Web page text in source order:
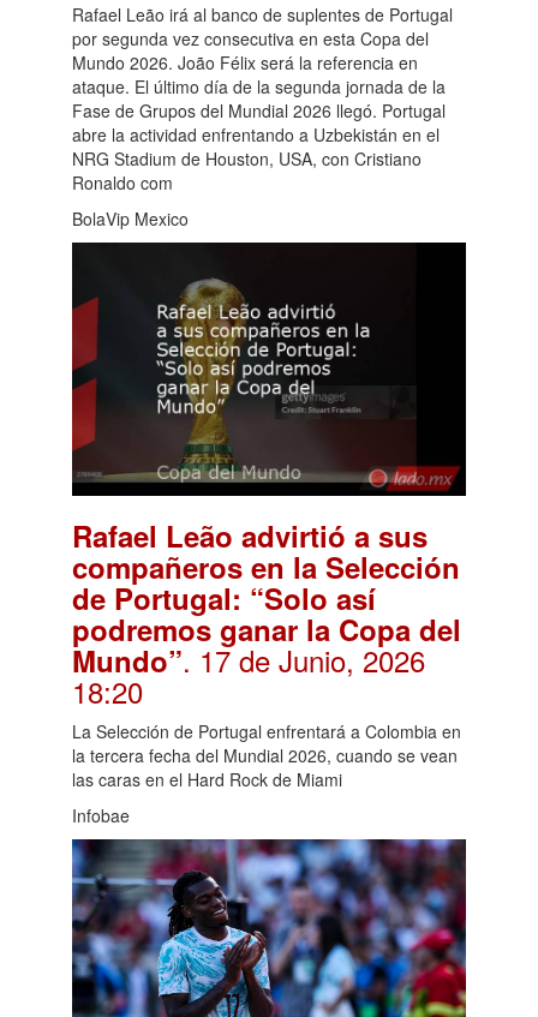
Rafael Leão irá al banco de suplentes de Portugal
por segunda vez consecutiva en esta Copa del
Mundo 2026. João Félix será la referencia en
ataque. El último día de la segunda jornada de la
Fase de Grupos del Mundial 2026 llegó. Portugal
abre la actividad enfrentando a Uzbekistán en el
NRG Stadium de Houston, USA, con Cristiano
Ronaldo com
BolaVip Mexico
Rafael Leão advirtió a sus
compañeros en la Selección
de Portugal: “Solo así
podremos ganar la Copa del
Mundo”. 17 de Junio, 2026
18:20
La Selección de Portugal enfrentará a Colombia en
la tercera fecha del Mundial 2026, cuando se vean
las caras en el Hard Rock de Miami
Infobae